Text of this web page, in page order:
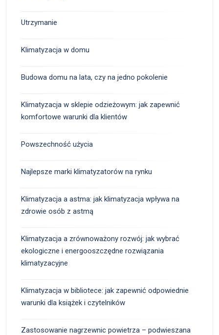
Utrzymanie
Klimatyzacja w domu
Budowa domu na lata, czy na jedno pokolenie
Klimatyzacja w sklepie odzieżowym: jak zapewnić
komfortowe warunki dla klientów
Powszechność użycia
Najlepsze marki klimatyzatorów na rynku
Klimatyzacja a astma: jak klimatyzacja wpływa na
zdrowie osób z astmą
Klimatyzacja a zrównoważony rozwój: jak wybrać
ekologiczne i energooszczędne rozwiązania
klimatyzacyjne
Klimatyzacja w bibliotece: jak zapewnić odpowiednie
warunki dla książek i czytelników
Zastosowanie nagrzewnic powietrza – podwieszana